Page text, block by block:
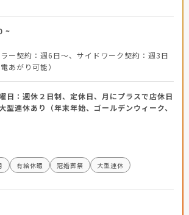
~
ラー契約：週6日～、サイドワーク契約：週3日
あがり可能）
日：週休２日制、定休日、月にプラスで店休日
型連休あり（年末年始、ゴールデンウィーク、
有給休暇 冠婚葬祭 大型連休